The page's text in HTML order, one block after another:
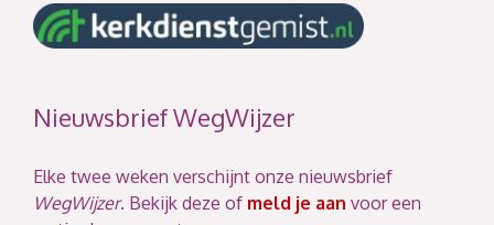
Nieuwsbrief WegWijzer
Elke twee weken verschijnt onze nieuwsbrief
WegWijzer. Bekijk deze of meld je aan voor een